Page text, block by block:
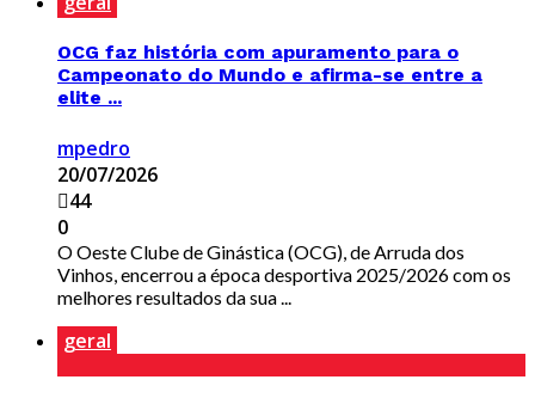
OCG faz história com apuramento para o
Campeonato do Mundo e afirma-se entre a
elite ...
mpedro
20/07/2026
44
0
O Oeste Clube de Ginástica (OCG), de Arruda dos
Vinhos, encerrou a época desportiva 2025/2026 com os
melhores resultados da sua ...
geral